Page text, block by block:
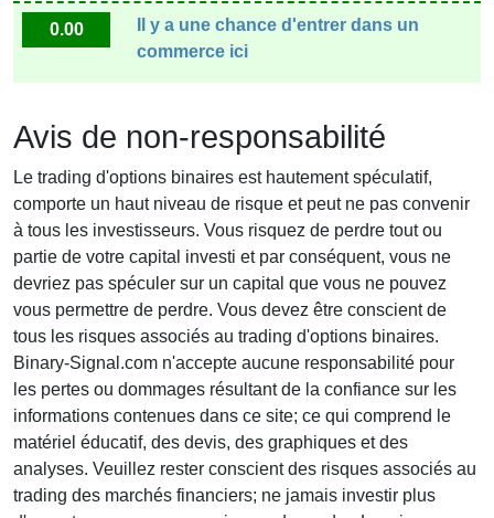
0.00
Il y a une chance d'entrer dans un
commerce ici
Avis de non-responsabilité
Le trading d'options binaires est hautement spéculatif,
comporte un haut niveau de risque et peut ne pas convenir
à tous les investisseurs. Vous risquez de perdre tout ou
partie de votre capital investi et par conséquent, vous ne
devriez pas spéculer sur un capital que vous ne pouvez
vous permettre de perdre. Vous devez être conscient de
tous les risques associés au trading d'options binaires.
Binary-Signal.com n'accepte aucune responsabilité pour
les pertes ou dommages résultant de la confiance sur les
informations contenues dans ce site; ce qui comprend le
matériel éducatif, des devis, des graphiques et des
analyses. Veuillez rester conscient des risques associés au
trading des marchés financiers; ne jamais investir plus